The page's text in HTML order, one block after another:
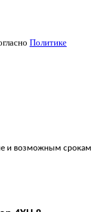
Политике
и возможным срокам